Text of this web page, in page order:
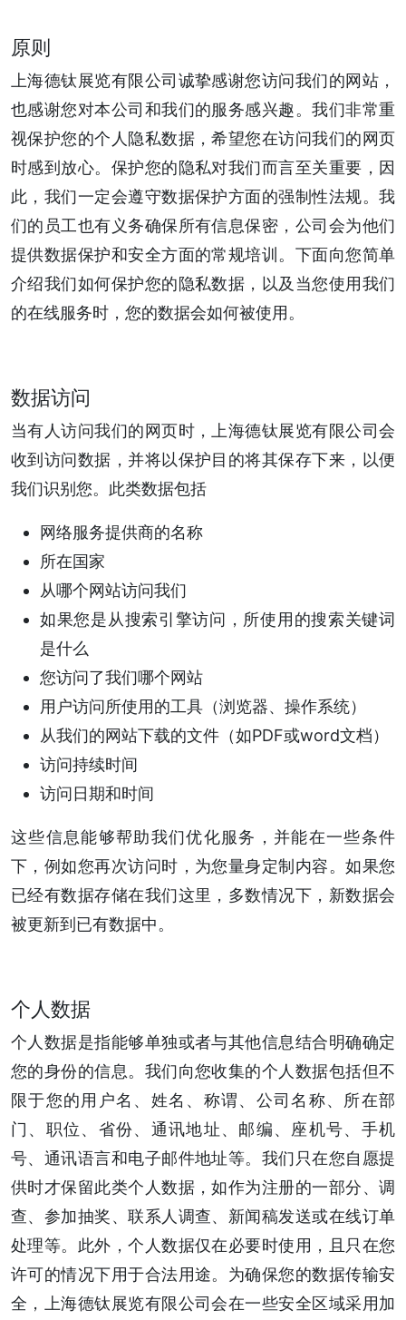
原则
上海德钛展览有限公司诚挚感谢您访问我们的网站，
也感谢您对本公司和我们的服务感兴趣。我们非常重
视保护您的个人隐私数据，希望您在访问我们的网页
时感到放心。保护您的隐私对我们而言至关重要，因
此，我们一定会遵守数据保护方面的强制性法规。我
们的员工也有义务确保所有信息保密，公司会为他们
提供数据保护和安全方面的常规培训。下面向您简单
介绍我们如何保护您的隐私数据，以及当您使用我们
的在线服务时，您的数据会如何被使用。
数据访问
当有人访问我们的网页时，上海德钛展览有限公司会
收到访问数据，并将以保护目的将其保存下来，以便
我们识别您。此类数据包括
网络服务提供商的名称
所在国家
从哪个网站访问我们
如果您是从搜索引擎访问，所使用的搜索关键词
是什么
您访问了我们哪个网站
用户访问所使用的工具（浏览器、操作系统）
从我们的网站下载的文件（如PDF或word文档）
访问持续时间
访问日期和时间
这些信息能够帮助我们优化服务，并能在一些条件
下，例如您再次访问时，为您量身定制内容。如果您
已经有数据存储在我们这里，多数情况下，新数据会
被更新到已有数据中。
个人数据
个人数据是指能够单独或者与其他信息结合明确确定
您的身份的信息。我们向您收集的个人数据包括但不
限于您的用户名、姓名、称谓、公司名称、所在部
门、职位、省份、通讯地址、邮编、座机号、手机
号、通讯语言和电子邮件地址等。我们只在您自愿提
供时才保留此类个人数据，如作为注册的一部分、调
查、参加抽奖、联系人调查、新闻稿发送或在线订单
处理等。此外，个人数据仅在必要时使用，且只在您
许可的情况下用于合法用途。为确保您的数据传输安
全，上海德钛展览有限公司会在一些安全区域采用加